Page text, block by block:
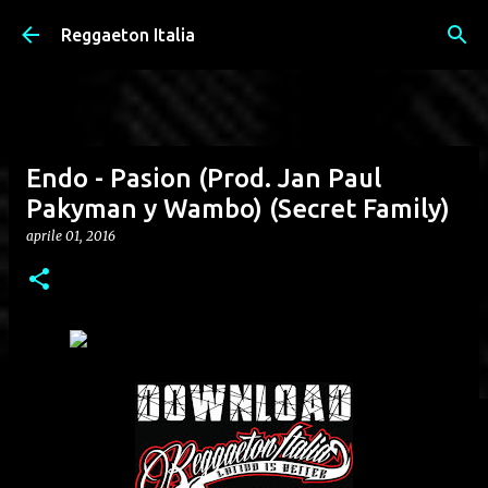
Passa ai contenuti principali
Reggaeton Italia
Endo - Pasion (Prod. Jan Paul
Pakyman y Wambo) (Secret Family)
aprile 01, 2016